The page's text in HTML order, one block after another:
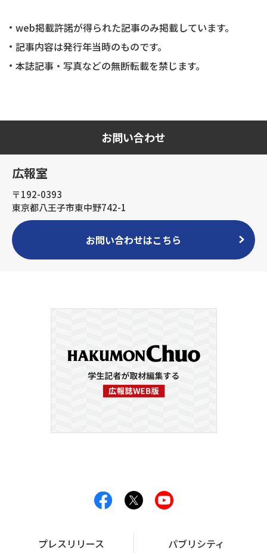
web掲載許諾が得られた記事のみ掲載しています。
記事内容は発行年当時のものです。
本誌記事・写真などの無断転載を禁じます。
お問い合わせ
広報室
〒192-0393
東京都八王子市東中野742-1
お問い合わせはこちら
プレスリリース パブリシティ